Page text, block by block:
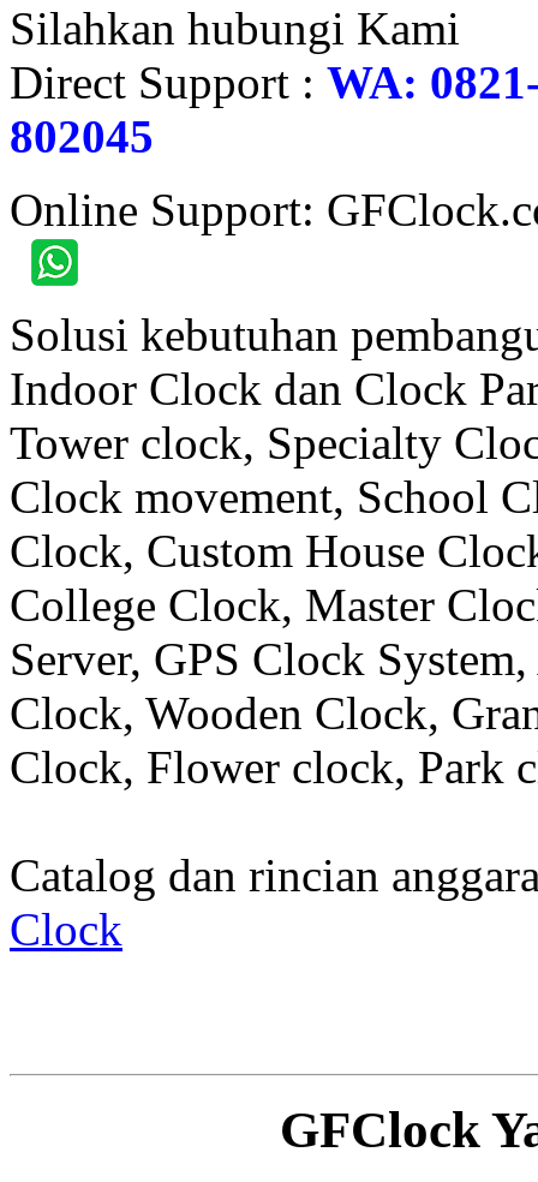
Silahkan hubungi Kami
Direct Support : WA:
802045
Online Support:
Solusi kebutuhan
Indoor Clock dan Clock
Tower clock, Specialty
Clock movement, School
Clock, Custom House
College Clock, Master
Server, GPS Clock
Clock, Wooden Clock,
Clock, Flower clock, Park
Catalog dan rincian
Clock
GFClock